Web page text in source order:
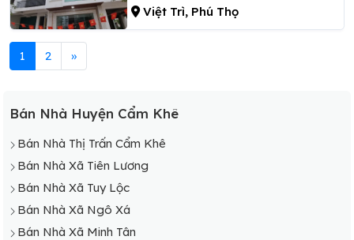
Việt Trì, Phú Thọ
1 2 »
Bán Nhà Huyện Cẩm Khê
Bán Nhà Thị Trấn Cẩm Khê
Bán Nhà Xã Tiên Lương
Bán Nhà Xã Tuy Lộc
Bán Nhà Xã Ngô Xá
Bán Nhà Xã Minh Tân